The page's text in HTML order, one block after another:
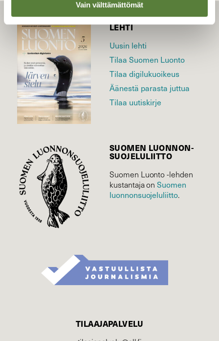
Vain välttämättömät
LEHTI
Uusin lehti
Tilaa Suomen Luonto
Tilaa digilukuoikeus
Äänestä parasta juttua
Tilaa uutiskirje
SUOMEN LUONNON­
SUOJELU­LIITTO
Suomen Luonto -lehden
kustantaja onSuomen
luonnonsuojelu­liitto.
TILAAJAPALVELU